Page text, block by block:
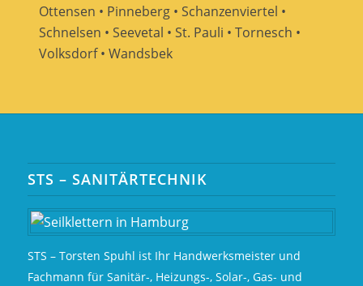
Ottensen • Pinneberg • Schanzenviertel •
Schnelsen • Seevetal • St. Pauli • Tornesch •
Volksdorf • Wandsbek
STS – SANITÄRTECHNIK
STS – Torsten Spuhl ist Ihr Handwerksmeister und
Fachmann für Sanitär-, Heizungs-, Solar-, Gas- und